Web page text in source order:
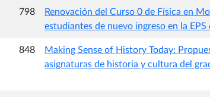
798
Renovación del Curso 0 de Física en
estudiantes de nuevo ingreso en la
848
Making Sense of History Today:
asignaturas de historia y cultura del